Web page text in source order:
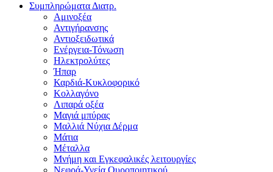
Συμπληρώματα Διατρ.
Αμινοξέα
Αντιγήρανσης
Αντιοξειδωτικά
Ενέργεια-Τόνωση
Ηλεκτρολύτες
Ήπαρ
Καρδιά-Κυκλοφορικό
Κολλαγόνο
Λιπαρά οξέα
Μαγιά μπύρας
Μαλλιά Νύχια Δέρμα
Μάτια
Μέταλλα
Μνήμη και Εγκεφαλικές λειτουργίες
Νεφρά-Υγεία Ουροποιητικού